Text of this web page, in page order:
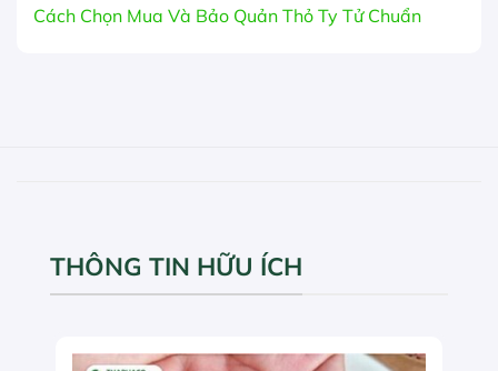
Cách Chọn Mua Và Bảo Quản Thỏ Ty Tử Chuẩn
THÔNG TIN HỮU ÍCH